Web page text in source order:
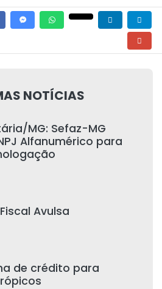
NOTÍCIAS
MG: Sefaz-MG
Alfanumérico para
Avulsa
de crédito para